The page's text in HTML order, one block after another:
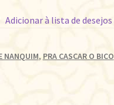
Adicionar à lista de desejos
NANQUIM, PRA CASCAR O BICO